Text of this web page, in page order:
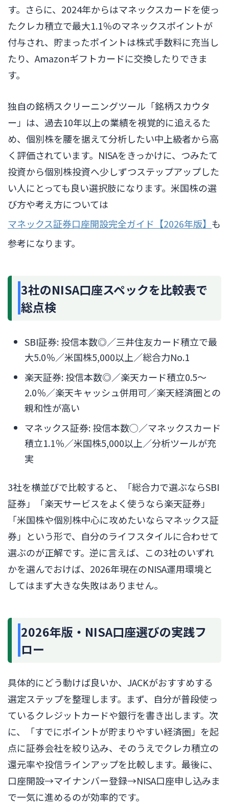
す。さらに、2024年からはマネックスカードを使っ
たクレカ積立で最大1.1％のマネックスポイントが
付与され、貯まったポイントは株式手数料に充当し
たり、Amazonギフトカードに交換したりできま
す。
独自の銘柄スクリーニングツール「銘柄スカウタ
ー」は、過去10年以上の業績を視覚的に追えるた
め、個別株を腰を据えて分析したい中上級者から高
く評価されています。NISAをきっかけに、つみたて
投資から個別株投資へ少しずつステップアップした
い人にとっても良い選択肢になります。米国株の選
び方や考え方については
マネックス証券口座開設完全ガイド【2026年版】 も
参考になります。
3社のNISA口座スペックを比較表で
総点検
SBI証券: 投信本数◎／三井住友カード積立で最
大5.0％／米国株5,000以上／総合力No.1
楽天証券: 投信本数◎／楽天カード積立0.5〜
2.0％／楽天キャッシュ併用可／楽天経済圏との
親和性が高い
マネックス証券: 投信本数◯／マネックスカード
積立1.1％／米国株5,000以上／分析ツールが充
実
3社を横並びで比較すると、「総合力で選ぶならSBI
証券」「楽天サービスをよく使うなら楽天証券」
「米国株や個別株中心に攻めたいならマネックス証
券」という形で、自分のライフスタイルに合わせて
選ぶのが正解です。逆に言えば、この3社のいずれ
かを選んでおけば、2026年現在のNISA運用環境と
してはまず大きな失敗はありません。
2026年版・NISA口座選びの実践フ
ロー
具体的にどう動けば良いか、JACKがおすすめする
選定ステップを整理します。まず、自分が普段使っ
ているクレジットカードや銀行を書き出します。次
に、「すでにポイントが貯まりやすい経済圏」を起
点に証券会社を絞り込み、そのうえでクレカ積立の
還元率や投信ラインアップを比較します。最後に、
口座開設→マイナンバー登録→NISA口座申し込みま
で一気に進めるのが効率的です。